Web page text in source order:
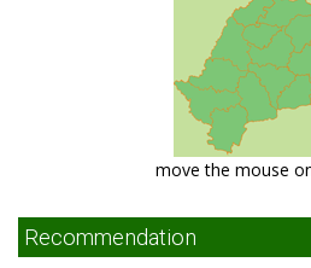
move the mouse
Recommendation